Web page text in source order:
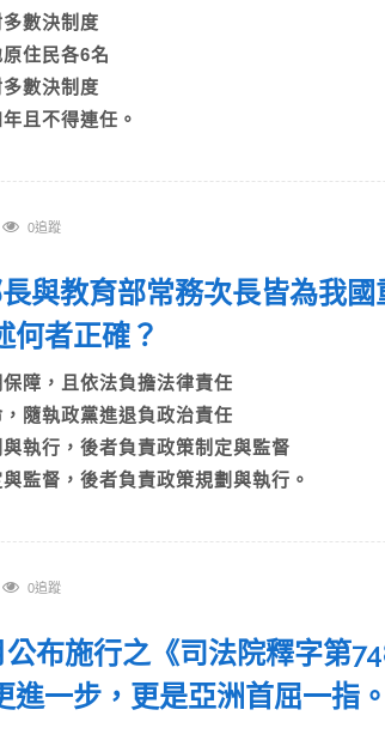
多數決制度
原住民各6名
多數決制度
且不得連任。
0追蹤
與教育部常務次長皆為我
何者正確？
障，且依法負擔法律責任
隨執政黨進退負政治責任
執行，後者負責政策制定與監督
監督，後者負責政策規劃與執行。
0追蹤
公布施行之《司法院釋字第
進一步，更是亞洲首屈一指